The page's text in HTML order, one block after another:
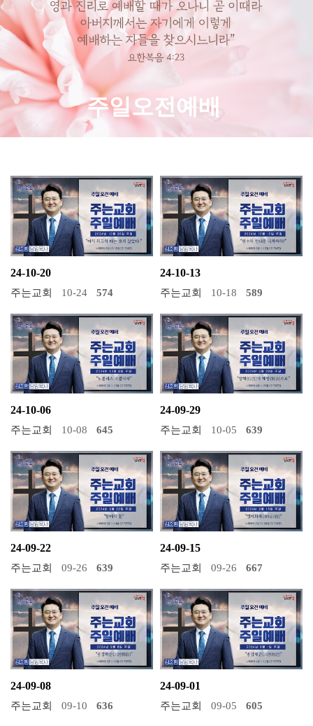
주일오전예배
24-10-20
주는교회 10-24 574
24-10-13
주는교회 10-18 589
24-10-06
주는교회 10-08 645
24-09-29
주는교회 10-05 639
24-09-22
주는교회 09-26 639
24-09-15
주는교회 09-26 667
24-09-08
주는교회 09-10 636
24-09-01
주는교회 09-05 605